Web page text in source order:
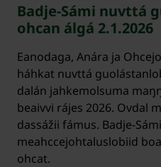
Badje-Sámi nuvttá
ohcan álgá 2.1.2026
Eanodaga, Anára ja
háhkat nuvttá
dalán jahkemolsuma
beaivvi rájes 2026. Ovdal
dassážii fámus. Badje-
meahccejohtaluslobiid
ohcat.